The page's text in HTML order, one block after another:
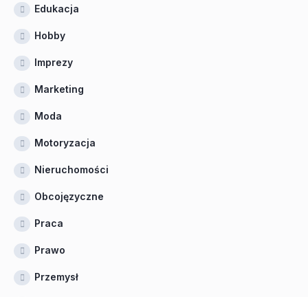
Edukacja
Hobby
Imprezy
Marketing
Moda
Motoryzacja
Nieruchomości
Obcojęzyczne
Praca
Prawo
Przemysł